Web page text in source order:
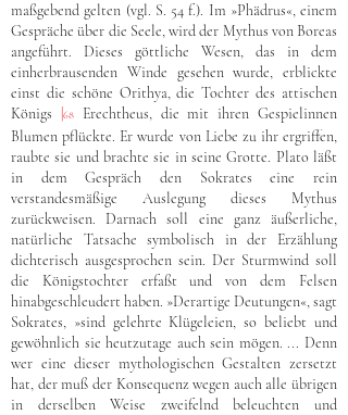
maßgebend gelten (vgl. S. 54 f.). Im »Phädrus«, einem
Gespräche über die Seele, wird der Mythus von Boreas
angeführt. Dieses göttliche Wesen, das in dem
einherbrausenden Winde gesehen wurde, erblickte
einst die schöne Orithya, die Tochter des attischen
Königs
68Erechtheus, die mit ihren Gespielinnen
Blumen pflückte. Er wurde von Liebe zu ihr ergriffen,
raubte sie und brachte sie in seine Grotte. Plato läßt
in dem Gespräch den Sokrates eine rein
verstandesmäßige Auslegung dieses Mythus
zurückweisen. Darnach soll eine ganz äußerliche,
natürliche Tatsache symbolisch in der Erzählung
dichterisch ausgesprochen sein. Der Sturmwind soll
die Königstochter erfaßt und von dem Felsen
hinabgeschleudert haben. »Derartige Deutungen«, sagt
Sokrates, »sind gelehrte Klügeleien, so beliebt und
gewöhnlich sie heutzutage auch sein mögen. ... Denn
wer eine dieser mythologischen Gestalten zersetzt
hat, der muß der Konsequenz wegen auch alle übrigen
in derselben Weise zweifelnd beleuchten und